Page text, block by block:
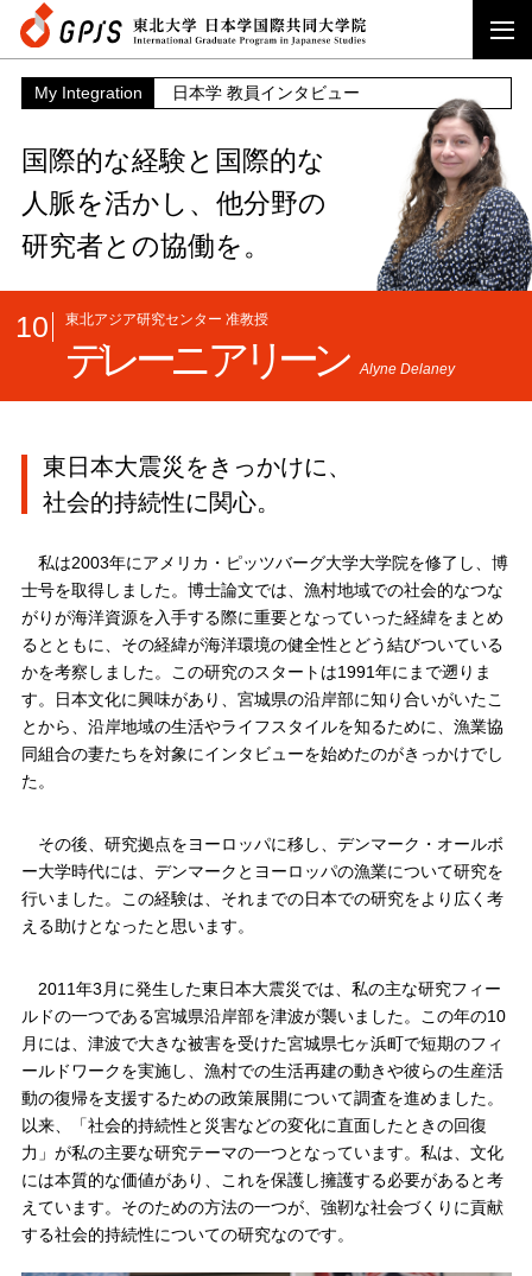
My Integration 日本学 教員インタビュー
国際的な経験と国際的な
人脈を活かし、 他分野の
研究者との協働を。
10 東北アジア研究センター 准教授
デレーニ アリーン Alyne Delaney
東日本大震災をきっかけに、
社会的持続性に関心。
私は2003年にアメリカ・ピッツバーグ大学大学院を修了し、博
士号を取得しました。博士論文では、漁村地域での社会的なつな
がりが海洋資源を入手する際に重要となっていった経緯をまとめ
るとともに、その経緯が海洋環境の健全性とどう結びついている
かを考察しました。この研究のスタートは1991年にまで遡りま
す。日本文化に興味があり、宮城県の沿岸部に知り合いがいたこ
とから、沿岸地域の生活やライフスタイルを知るために、漁業協
同組合の妻たちを対象にインタビューを始めたのがきっかけでし
た。
その後、研究拠点をヨーロッパに移し、デンマーク・オールボ
ー大学時代には、デンマークとヨーロッパの漁業について研究を
行いました。この経験は、それまでの日本での研究をより広く考
える助けとなったと思います。
2011年3月に発生した東日本大震災では、私の主な研究フィー
ルドの一つである宮城県沿岸部を津波が襲いました。この年の10
月には、津波で大きな被害を受けた宮城県七ヶ浜町で短期のフィ
ールドワークを実施し、漁村での生活再建の動きや彼らの生産活
動の復帰を支援するための政策展開について調査を進めました。
以来、「社会的持続性と災害などの変化に直面したときの回復
力」が私の主要な研究テーマの一つとなっています。私は、文化
には本質的な価値があり、これを保護し擁護する必要があると考
えています。そのための方法の一つが、強靭な社会づくりに貢献
する社会的持続性についての研究なのです。